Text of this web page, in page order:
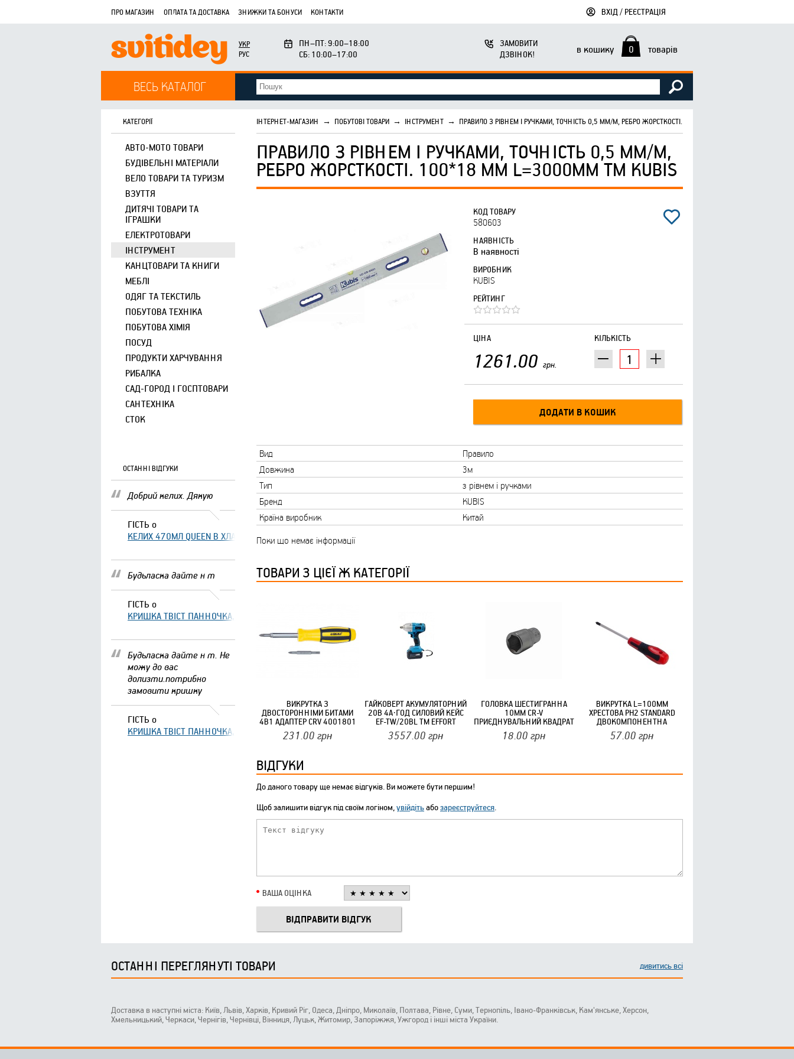
ПРО МАГАЗИН ОПЛАТА ТА ДОСТАВКА ЗНИЖКИ ТА БОНУСИ КОНТАКТИ ВХІД / РЕЄСТРАЦІЯ
УКР
РУС
ПН–ПТ: 9:00–18:00
СБ: 10:00–17:00
ЗАМОВИТИ
ДЗВІНОК!
в кошику 0 товарів
ВЕСЬ КАТАЛОГ
КАТЕГОРІЇ
АВТО-МОТО ТОВАРИ
БУДІВЕЛЬНІ МАТЕРІАЛИ
ВЕЛО ТОВАРИ ТА ТУРИЗМ
ВЗУТТЯ
ДИТЯЧІ ТОВАРИ ТА
ІГРАШКИ
ЕЛЕКТРОТОВАРИ
ІНСТРУМЕНТ
КАНЦТОВАРИ ТА КНИГИ
МЕБЛІ
ОДЯГ ТА ТЕКСТИЛЬ
ПОБУТОВА ТЕХНІКА
ПОБУТОВА ХІМІЯ
ПОСУД
ПРОДУКТИ ХАРЧУВАННЯ
РИБАЛКА
САД-ГОРОД І ГОСПТОВАРИ
САНТЕХНІКА
СТОК
ОСТАННІ ВІДГУКИ
Добрий келих. Дякую
ГІСТЬ о
КЕЛИХ 470МЛ QUEEN В ХЛАМІНГО ТМ FARGLASS
Будьласка дайте н т
ГІСТЬ о
КРИШКА ТВІСТ ПАННОЧКА, ЩО ЗАКРУЧУЄТЬСЯ КОТИКИ (20ШТ/УП) ОФФ 82 ПАННОЧКА
Будьласка дайте н т. Не
можу до вас
долизти.потрибно
замовити кришку
ГІСТЬ о
КРИШКА ТВІСТ ПАННОЧКА, ЩО ЗАКРУЧУЄТЬСЯ КОТИКИ (20ШТ/УП) ОФФ 82 ПАННОЧКА
ІНТЕРНЕТ-МАГАЗИН → ПОБУТОВІ ТОВАРИ → ІНСТРУМЕНТ → ПРАВИЛО З РІВНЕМ І РУЧКАМИ, ТОЧНІСТЬ 0,5 ММ/М, РЕБРО ЖОРСТКОСТІ. 100*18 ММ L=3000ММ ТМ KUBIS
ПРАВИЛО З РІВНЕМ І РУЧКАМИ, ТОЧНІСТЬ 0,5 ММ/М,
РЕБРО ЖОРСТКОСТІ. 100*18 ММ L=3000ММ ТМ KUBIS
КОД ТОВАРУ
580603
НАЯВНІСТЬ
В наявності
ВИРОБНИК
KUBIS
РЕЙТИНГ
КІЛЬКІСТЬ
ЦІНА
1261.00 грн.
Вид
Правило
Довжина
3м
Тип
з рівнем і ручками
Бренд
KUBIS
Країна виробник
Китай
Поки що немає інформації
ТОВАРИ З ЦІЄЇ Ж КАТЕГОРІЇ
ВИКРУТКА З
ДВОСТОРОННІМИ БИТАМИ
4В1 АДАПТЕР CRV 4001801
ТМ SIGMA
231.00 грн
ГАЙКОВЕРТ АКУМУЛЯТОРНИЙ
20В 4А·ГОД СИЛОВИЙ КЕЙС
EF-TW/20BL ТМ EFFORT
3557.00 грн
ГОЛОВКА ШЕСТИГРАННА
10ММ CR-V
ПРИЄДНУВАЛЬНИЙ КВАДРАТ
1/4 ДЮЙМА ТМ HORSAY HARD
18.00 грн
ВИКРУТКА L=100ММ
ХРЕСТОВА PH2 STANDARD
ДВОКОМПОНЕНТНА
РУКОЯТКА ТМ HORSAY HARD
57.00 грн
ВІДГУКИ
До даного товару ще немає відгуків. Ви можете бути першим!
Щоб залишити відгук під своїм логіном,увійдітьабозареєструйтеся.
ВАША ОЦІНКА
ОСТАННІ ПЕРЕГЛЯНУТІ ТОВАРИ дивитись всі
Доставка в наступні міста: Київ, Львів, Харків, Кривий Ріг, Одеса, Дніпро, Миколаїв, Полтава, Рівне, Суми, Тернопіль, Івано-Франківськ, Кам'янське, Херсон,
Хмельницький, Черкаси, Чернігів, Чернівці, Вінниця, Луцьк, Житомир, Запоріжжя, Ужгород і інші міста України.